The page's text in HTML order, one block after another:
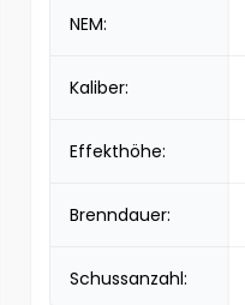
NEM:
Kaliber:
Effekthöhe:
Brenndauer:
Schussanzahl: